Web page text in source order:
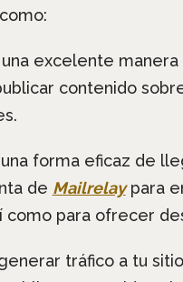
excelente
contenido
forma eficaz de
de Mailrelaypara
para ofrecer
tráfico a tu